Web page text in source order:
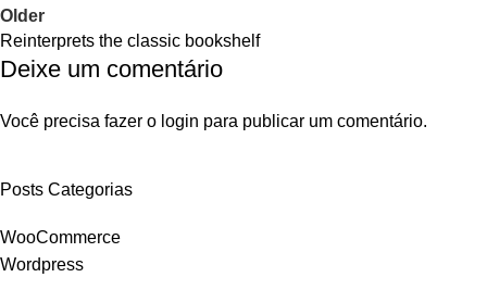
Older
Reinterprets the classic bookshelf
Deixe um comentário
Você precisa fazer o login para publicar um comentário.
Posts Categorias
WooCommerce
Wordpress